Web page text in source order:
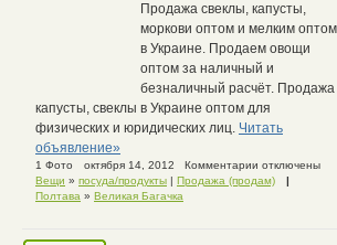
Продажа свеклы, капусты,
моркови оптом и мелким оптом
в Украине. Продаем овощи
оптом за наличный и
безналичный расчёт. Продажа
капусты, свеклы в Украине оптом для
физических и юридических лиц. Читать
объявление»
1 Фото октября 14, 2012
Комментарии отключены
Вещи » посуда/продукты Продажа (продам)
Полтава » Великая Багачка